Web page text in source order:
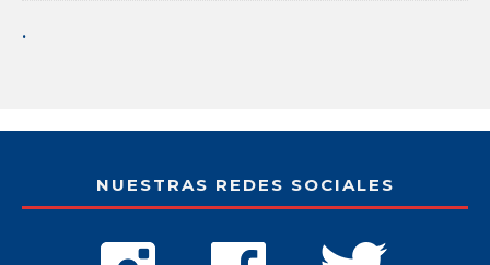
.
NUESTRAS REDES SOCIALES